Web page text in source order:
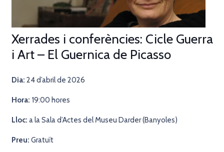
Xerrades i conferències: Cicle Guerra
i Art – El Guernica de Picasso
Dia: 24 d’abril de 2026
Hora: 19:00 hores
Lloc: a la Sala d’Actes del Museu Darder(Banyoles)
Preu: Gratuït